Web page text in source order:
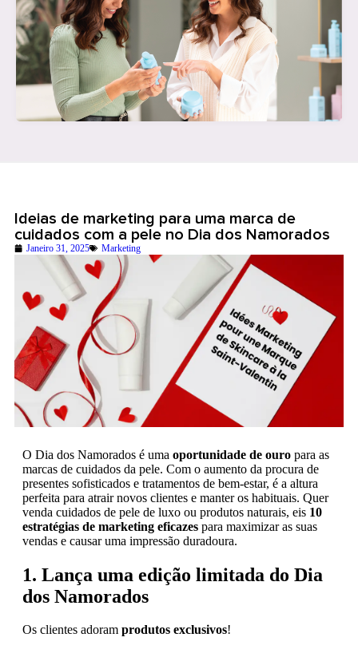
Ideias de marketing para uma marca de
cuidados com a pele no Dia dos Namorados
Janeiro 31, 2025 Marketing
O Dia dos Namorados é uma oportunidade de ouro para as
marcas de cuidados da pele. Com o aumento da procura de
presentes sofisticados e tratamentos de bem-estar, é a altura
perfeita para atrair novos clientes e manter os habituais. Quer
venda cuidados de pele de luxo ou produtos naturais, eis 10
estratégias de marketing eficazes para maximizar as suas
vendas e causar uma impressão duradoura.
1. Lança uma edição limitada do Dia
dos Namorados
Os clientes adoram produtos exclusivos!